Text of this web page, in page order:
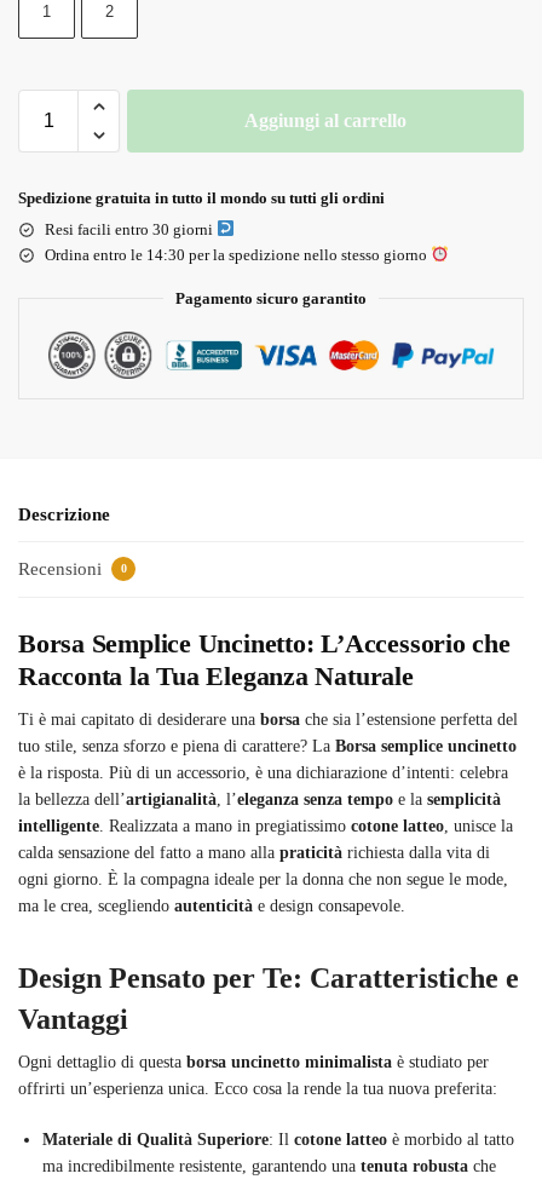
1 2
Aggiungi al carrello
Spedizione gratuita in tutto il mondo su tutti gli ordini
Resi facili entro 30 giorni
Ordina entro le 14:30 per la spedizione nello stesso giorno
Pagamento sicuro garantito
Descrizione
Recensioni 0
Borsa Semplice Uncinetto: L’Accessorio che
Racconta la Tua Eleganza Naturale
Ti è mai capitato di desiderare una borsa che sia l’estensione perfetta del
tuo stile, senza sforzo e piena di carattere? La Borsa semplice uncinetto
è la risposta. Più di un accessorio, è una dichiarazione d’intenti: celebra
la bellezza dell’artigianalità, l’eleganza senza tempo e la semplicità
intelligente. Realizzata a mano in pregiatissimo cotone latteo, unisce la
calda sensazione del fatto a mano alla praticità richiesta dalla vita di
ogni giorno. È la compagna ideale per la donna che non segue le mode,
ma le crea, scegliendo autenticità e design consapevole.
Design Pensato per Te: Caratteristiche e
Vantaggi
Ogni dettaglio di questa borsa uncinetto minimalista è studiato per
offrirti un’esperienza unica. Ecco cosa la rende la tua nuova preferita:
Materiale di Qualità Superiore: Il cotone latteo è morbido al tatto
ma incredibilmente resistente, garantendo una tenuta robusta che